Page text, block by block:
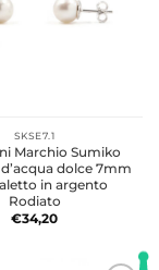
SKSE7.1
Marchio Sumiko
dolce 7mm
in argento
Rodiato
€34,20